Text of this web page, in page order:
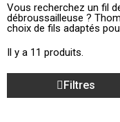
Vous recherchez un fil
débroussailleuse ?
choix de fils adaptés
Il y a 11 produits.
Filtres